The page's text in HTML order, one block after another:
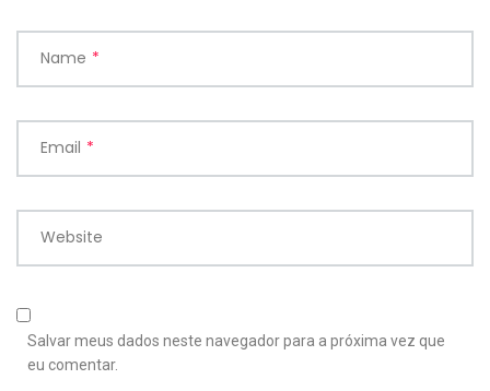
Name *
Email *
Website
Salvar meus dados neste navegador para a próxima vez que
eu comentar.